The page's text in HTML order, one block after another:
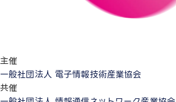
主催
一般社団法人 電子情報技術産業協会
共催